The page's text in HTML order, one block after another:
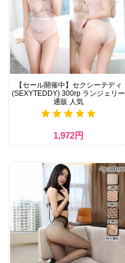
【セール開催中】セクシーテディ
(SEXYTEDDY) 300rp ランジェリー
通販 人気
1,972円